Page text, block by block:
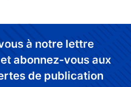
à notre lettre
abonnez-vous aux
de publication